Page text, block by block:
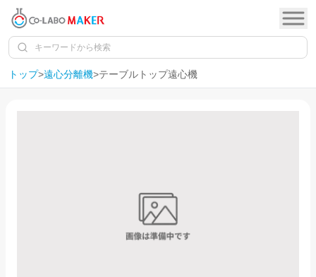
トップ>遠心分離機>テーブルトップ遠心機